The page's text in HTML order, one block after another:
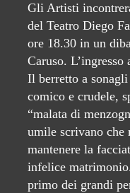
Gli Artisti
del Teatro Diego
ore 18.30 in un
Caruso.
Il berretto a
comico e crudele,
“malata di
umile scrivano
mantenere la
infelice
primo dei grandi